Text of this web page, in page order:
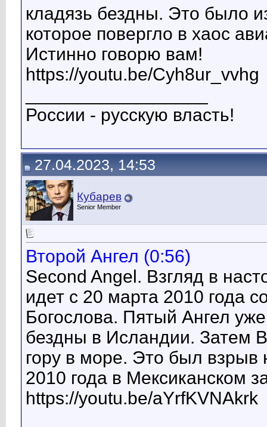
кладязь бездны. Это было
которое повергло в хаос
Истинно говорю вам!
https://youtu.be/Cyh8ur_vvhg
России - русскую власть!
27.04.2023, 14:53
Кубарев
Senior Member
Второй Ангел (0:56)
Second Angel. Взгляд в
идет с 20 марта 2010 года
Богослова. Пятый Ангел
бездны в Исландии. Затем
гору в море. Это был
2010 года в Мексиканском
https://youtu.be/aYrfKVNAkrk